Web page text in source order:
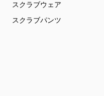
スクラブウェア
スクラブパンツ